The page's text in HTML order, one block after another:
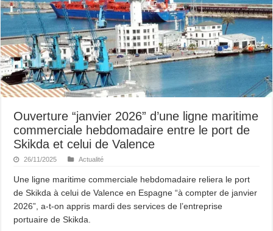
Ouverture “janvier 2026” d’une ligne maritime
commerciale hebdomadaire entre le port de
Skikda et celui de Valence
26/11/2025 Actualité
Une ligne maritime commerciale hebdomadaire reliera le port
de Skikda à celui de Valence en Espagne “à compter de janvier
2026”, a-t-on appris mardi des services de l’entreprise
portuaire de Skikda.